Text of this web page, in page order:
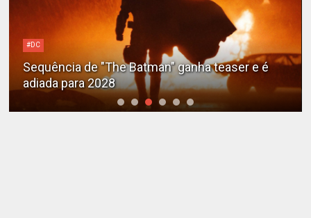
#DC
Sequência de "The Batman" ganha teaser e é
adiada para 2028